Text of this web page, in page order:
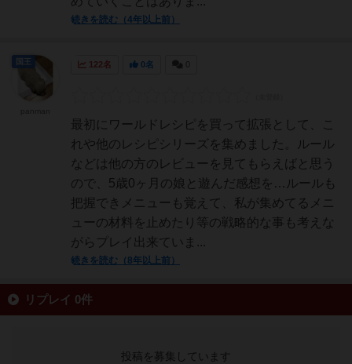
続きを読む（4年以上前）
122名 0名
最初にワールドレシピを買って拡張として、こ
れや他のレシピシリーズを集めました。ルール
などは他の方のレビューを見てもらえばと思う
ので、5歳0ヶ月の娘と遊んだ感想を…ルールも
把握できメニューも覚えて、私が集めてるメニ
ューの材料を止めたり等の戦略的な事も考えな
がらプレイ出来ていま...
続きを読む（8年以上前）
国王
リプレイ 0件
投稿を募集しています